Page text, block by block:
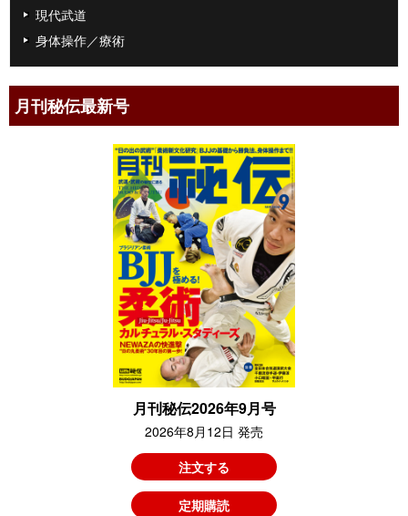
現代武道
身体操作／療術
月刊秘伝最新号
月刊秘伝2026年9月号
2026年8月12日 発売
注文する
定期購読